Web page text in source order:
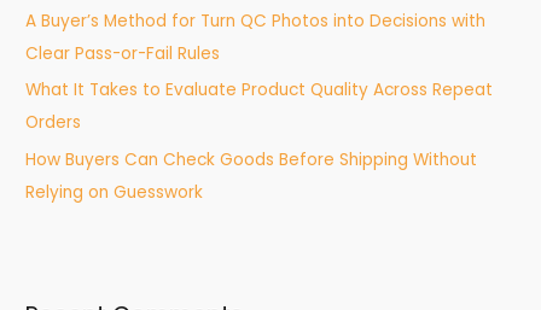
A Buyer’s Method for Turn QC Photos into Decisions with
Clear Pass-or-Fail Rules
What It Takes to Evaluate Product Quality Across Repeat
Orders
How Buyers Can Check Goods Before Shipping Without
Relying on Guesswork